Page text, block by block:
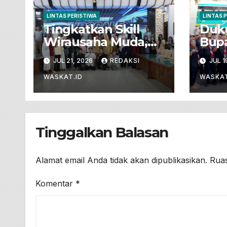
LINTAS PERISTIWA
Tingkatkan Skill
Wirausaha Muda,
Dinpora Bojonegoro
Gelar Workshop
Produksi Video
Promosi Berbasis
Ponsel
JUL 21, 2026 REDAKSI
WASKAT.ID
LINTAS
JUL
Tinggalkan Balasan
Alamat email Anda tidak akan dipublikasikan.
Komentar *